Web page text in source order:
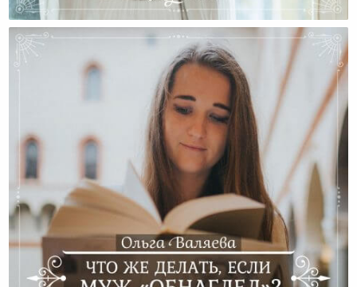
Что Делать, Если Муж Изменил?